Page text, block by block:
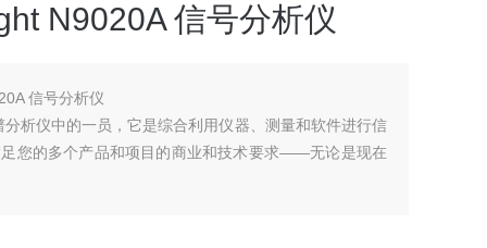
N9020A 信号分析仪
信号分析仪
析仪中的一员，它是综合利用仪器、测量和软件进行信
您的多个产品和项目的商业和技术要求――无论是现在